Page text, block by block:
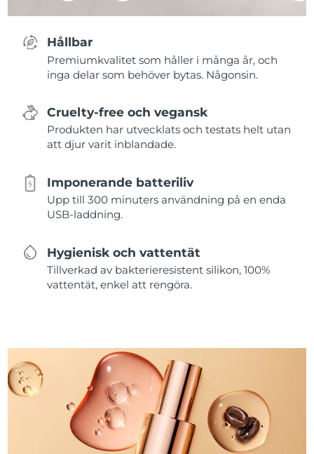
Hållbar
Premiumkvalitet som håller i många år, och
inga delar som behöver bytas. Någonsin.
Cruelty-free och vegansk
Produkten har utvecklats och testats helt utan
att djur varit inblandade.
Imponerande batteriliv
Upp till 300 minuters användning på en enda
USB-laddning.
Hygienisk och vattentät
Tillverkad av bakterieresistent silikon, 100%
vattentät, enkel att rengöra.